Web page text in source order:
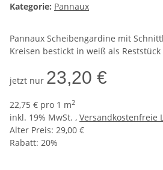
Kategorie: Pannaux
Pannaux Scheibengardine mit
Kreisen bestickt in weiß als
jetzt nur 23,20 €
22,75 € pro 1 m2
inkl. 19% MwSt. , Versandkostenfreie
Alter Preis: 29,00 €
Rabatt: 20%